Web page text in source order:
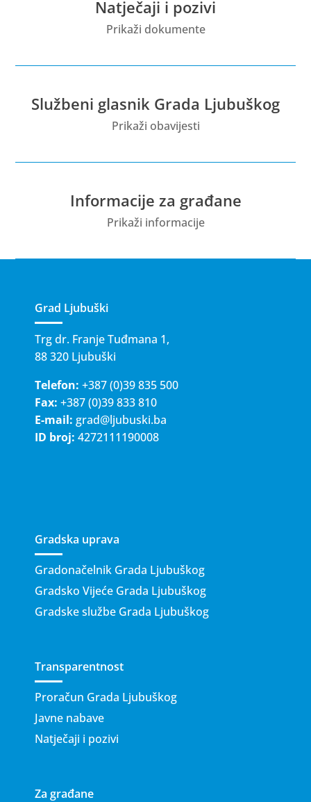
Natječaji i pozivi
Prikaži dokumente
Službeni glasnik Grada Ljubuškog
Prikaži obavijesti
Informacije za građane
Prikaži informacije
Grad Ljubuški
Trg dr. Franje Tuđmana 1,
88 320 Ljubuški
Telefon: +387 (0)39 835 500
Fax: +387 (0)39 833 810
E-mail: grad@ljubuski.ba
ID broj: 4272111190008
Gradska uprava
Gradonačelnik Grada Ljubuškog
Gradsko Vijeće Grada Ljubuškog
Gradske službe Grada Ljubuškog
Transparentnost
Proračun Grada Ljubuškog
Javne nabave
Natječaji i pozivi
Za građane